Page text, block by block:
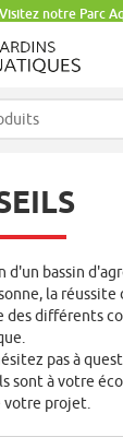
Visitez notre Parc
d'un bassin
la réussite
des différents
pas à
sont à votre
votre projet.